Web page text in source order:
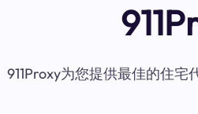
911Proxy为您提供最佳的住